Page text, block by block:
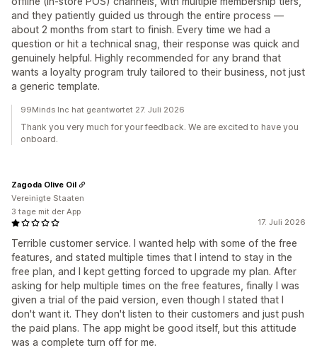
and they patiently guided us through the entire process —
about 2 months from start to finish. Every time we had a
question or hit a technical snag, their response was quick and
genuinely helpful. Highly recommended for any brand that
wants a loyalty program truly tailored to their business, not just
a generic template.
99Minds Inc hat geantwortet 27. Juli 2026
Thank you very much for your feedback. We are excited to have you
onboard.
17. Juli 2026
Terrible customer service. I wanted help with some of the free
features, and stated multiple times that I intend to stay in the
free plan, and I kept getting forced to upgrade my plan. After
asking for help multiple times on the free features, finally I was
given a trial of the paid version, even though I stated that I
don't want it. They don't listen to their customers and just push
the paid plans. The app might be good itself, but this attitude
was a complete turn off for me.
Zagoda Olive Oil
Vereinigte Staaten
3 tage mit der App